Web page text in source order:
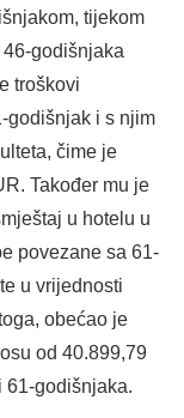
tijekom
godišnjaka
troškovi
godišnjak i s njim
čime je
Također mu je
u hotelu u
povezane sa 61-
u vrijednosti
obećao je
od 40.899,79
61-godišnjaka.